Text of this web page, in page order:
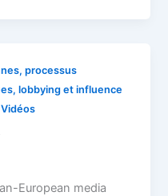
processus
lobbying et influence
Vidéos
European media